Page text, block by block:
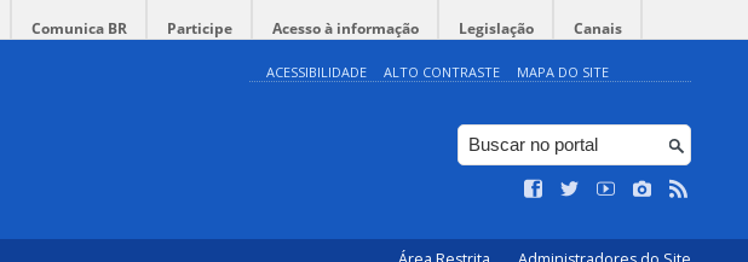
Comunica BR Participe Acesso à informação Legislação Canais
ACESSIBILIDADE ALTO CONTRASTE MAPA DO SITE